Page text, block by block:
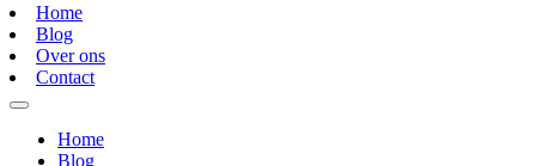
Home
Blog
Over ons
Contact
Home
Blog